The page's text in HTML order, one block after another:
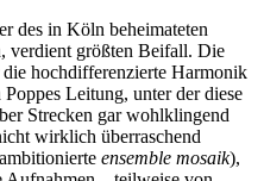
des in Köln beheimateten
verdient größten Beifall. Die
hochdifferenzierte Harmonik
Leitung, unter der diese
Strecken gar wohlklingend
wirklich überraschend
ensemble mosaik),